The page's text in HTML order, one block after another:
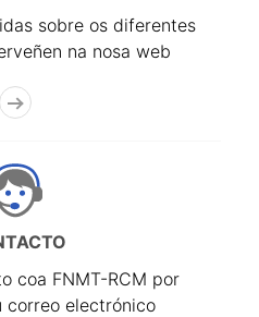
sobre os diferentes
na nosa web
coa FNMT-RCM por
correo electrónico